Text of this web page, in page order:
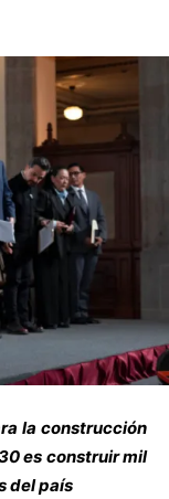
la construcción
es construir mil
del país